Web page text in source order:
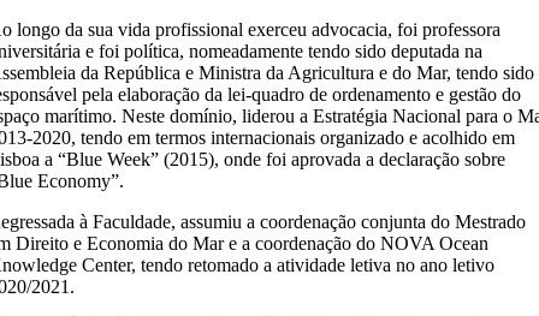
longo da sua vida profissional exerceu advocacia, foi professora
e foi política, nomeadamente tendo sido deputada na
da República e Ministra da Agricultura e do Mar, tendo sido
pela elaboração da lei-quadro de ordenamento e gestão do
marítimo. Neste domínio, liderou a Estratégia Nacional para o
2020, tendo em termos internacionais organizado e acolhido em
a “Blue Week” (2015), onde foi aprovada a declaração sobre
Economy”.
à Faculdade, assumiu a coordenação conjunta do Mestrado
Direito e Economia do Mar e a coordenação do NOVA Ocean
Center, tendo retomado a atividade letiva no ano letivo
2021.